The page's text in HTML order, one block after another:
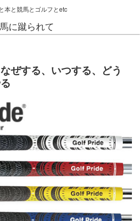
本と競馬とゴルフとetc
馬に蹴られて
ぜする、いつする、どう